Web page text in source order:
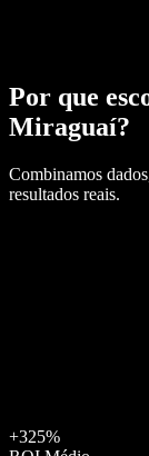
Por que
Miraguaí?
Combinamos
resultados reais.
+325%